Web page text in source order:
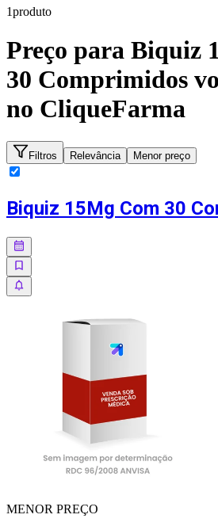
1produto
Preço para Biquiz
30 Comprimidos
no CliqueFarma
Filtros Relevância Menor preço
Biquiz 15Mg Com 30
MENOR PREÇO